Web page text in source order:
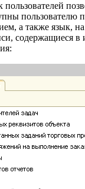
пользователю
а также язык, на
содержащиеся в